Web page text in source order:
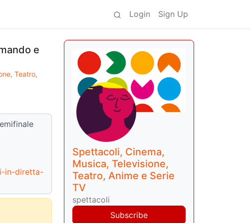
Login Sign Up
e
Teatro,
in-diretta-
Spettacoli, Cinema,
Musica, Televisione,
Teatro, Anime e Serie
TV
spettacoli
Subscribe